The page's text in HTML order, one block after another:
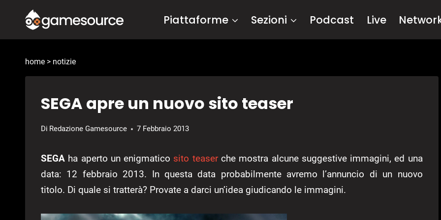
contenuto
Piattaforme Sezioni Podcast Live
home > notizie
SEGA apre un nuovo sito teaser
Di Redazione Gamesource 7 Febbraio 2013
SEGA ha aperto un enigmatico sito teaserche mostra alcune suggestive immagini, ed una
data: 12 febbraio 2013. In questa data probabilmente avremo l’annuncio di un nuovo
titolo. Di quale si tratterà? Provate a darci un’idea giudicando le immagini.